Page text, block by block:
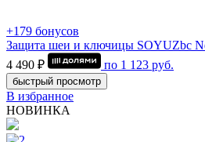
+179 бонусов
Защита шеи и ключицы SOYUZbc
4 490 ₽
по 1 123 руб.
быстрый просмотр
В избранное
НОВИНКА